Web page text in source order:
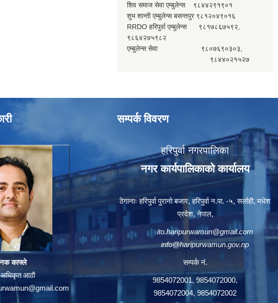
शिव समाज सेवा एम्बुलेन्स ९८४४२९१९०१
शुभ शान्ती एम्बुलेन्स बसन्तपुर ९८१२०४९०१६
RRDO हरिपुर्वा एम्बुलेन्स ९८१७८६७५९२,
९८६४२७५९८२
एम्बुलेन्स सेवा ९८०७६९०३०३,
९८४४०२१५२७
काफ्ले
अधिकृत आठौ
सम्पर्क विवरण
हरिपुर्वा नगरपालिका
नगर कार्यपालिकाको कार्यालय
ठेगानाः हरिपुर्वा पुरानो बजार, हरिपुर्वा न.पा. -५, सर्लाही, मधेश
प्रदेश, नेपाल,
ito.haripurwamun@gmail.com
info@haripurwamun.gov.np
सम्पर्क नं.
9854072001, 9854072000,
9854072004, 9854072002